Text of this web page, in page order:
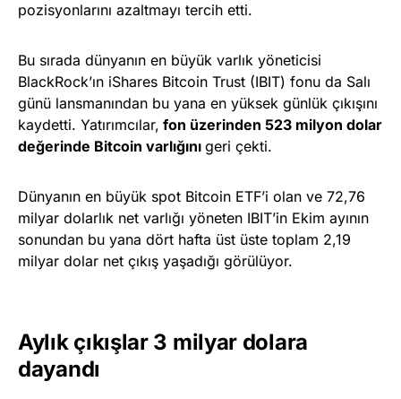
pozisyonlarını azaltmayı tercih etti.
Bu sırada dünyanın en büyük varlık yöneticisi
BlackRock’ın iShares Bitcoin Trust (IBIT) fonu da Salı
günü lansmanından bu yana en yüksek günlük çıkışını
kaydetti. Yatırımcılar, fon üzerinden 523 milyon dolar
değerinde Bitcoin varlığını geri çekti.
Dünyanın en büyük spot Bitcoin ETF’i olan ve 72,76
milyar dolarlık net varlığı yöneten IBIT’in Ekim ayının
sonundan bu yana dört hafta üst üste toplam 2,19
milyar dolar net çıkış yaşadığı görülüyor.
Aylık çıkışlar 3 milyar dolara
dayandı